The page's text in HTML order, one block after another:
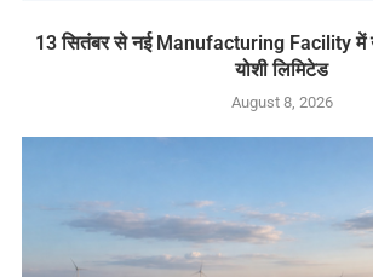
13 सितंबर से नई Manufacturing Facility में
योशी लिमिटेड
August 8, 2026